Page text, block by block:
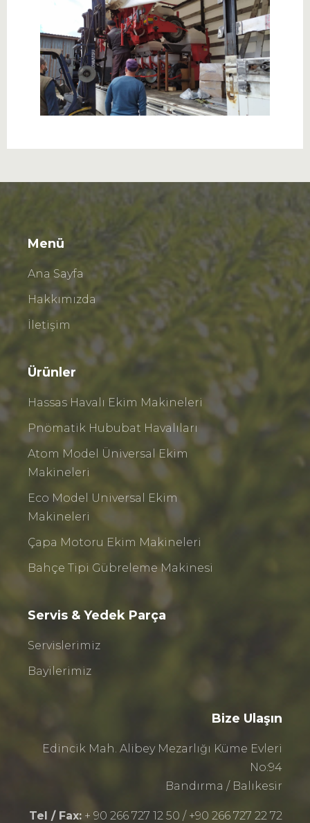
Menü
Ana Sayfa
Hakkımızda
İletişim
Ürünler
Hassas Havalı Ekim Makineleri
Pnömatik Hububat Havalıları
Atom Model Üniversal Ekim
Makineleri
Eco Model Universal Ekim
Makineleri
Çapa Motoru Ekim Makineleri
Bahçe Tipi Gübreleme Makinesi
Servis & Yedek Parça
Servislerimiz
Bayilerimiz
Bize Ulaşın
Edincik Mah. Alibey Mezarlığı Küme Evleri
No:94
Bandırma / Balıkesir
Tel / Fax: + 90 266 727 12 50 / +90 266 727 22 72